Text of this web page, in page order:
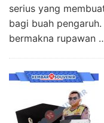
serius yang
bagi buah
bermakna rupawan